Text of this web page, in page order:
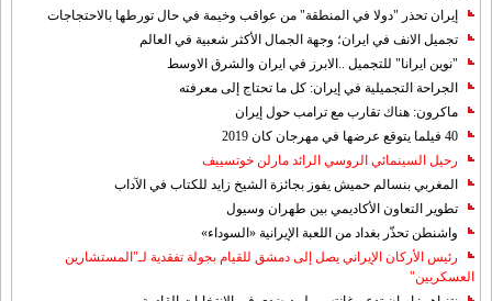
إيران تحذر "دولا في المنطقة" من عواقب وخيمة في حال تورطها بالاحتجاجات
تجميل الانف في ايران؛ وجهة الجمال الأكثر شعبية في العالم
"نوين ايرانا" للتجميل ..الابرز في ايران والشرق الاوسط
الجراحة التجميلية في إيران: كل ما تحتاج إلى معرفته
ماكرون: هناك تقارب مع ترامب حول إيران
40 فيلما يتوقع عرضها في مهرجان كان 2019
رحيل السينمائي الروسي الرائد مارلن خوتسييف
المغربي بنسالم حميش يفوز بجائزة الشيخ زايد للكتاب في الآداب
تطوير التعاون الأكاديمي بين طهران وسيول
واشنطن تحذّر بغداد من اللعبة الإيرانية «السوداء»
رئيس الأركان الإيراني يصل إلى دمشق للقيام بجولة تفقدية لـ"المستشارين
العسكريين"